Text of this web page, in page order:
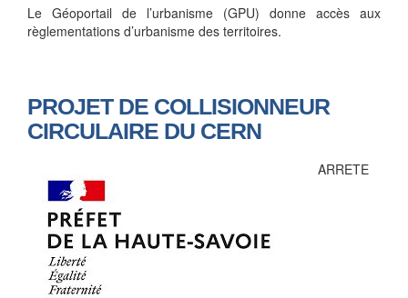
Le Géoportail de l’urbanisme (GPU) donne accès aux
règlementations d’urbanisme des territoires.
PROJET DE COLLISIONNEUR
CIRCULAIRE DU CERN
ARRETE